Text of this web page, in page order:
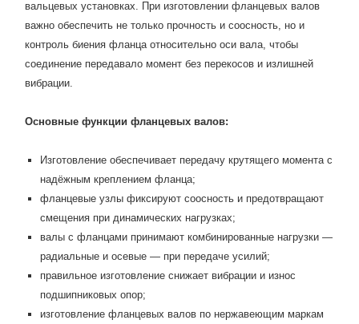
вальцевых установках. При изготовлении фланцевых валов
важно обеспечить не только прочность и соосность, но и
контроль биения фланца относительно оси вала, чтобы
соединение передавало момент без перекосов и излишней
вибрации.
Основные функции фланцевых валов:
Изготовление обеспечивает передачу крутящего момента с
надёжным креплением фланца;
фланцевые узлы фиксируют соосность и предотвращают
смещения при динамических нагрузках;
валы с фланцами принимают комбинированные нагрузки —
радиальные и осевые — при передаче усилий;
правильное изготовление снижает вибрации и износ
подшипниковых опор;
изготовление фланцевых валов по нержавеющим маркам